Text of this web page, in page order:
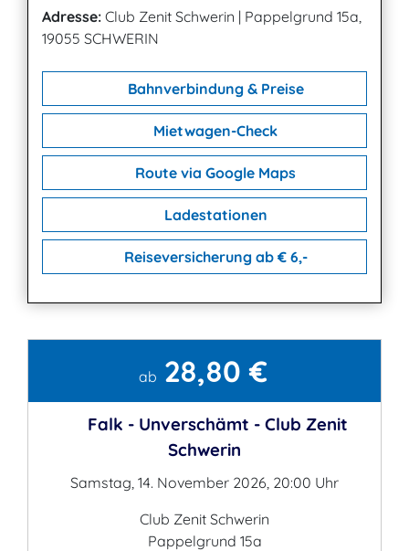
Adresse: Club Zenit Schwerin | Pappelgrund 15a,
19055 SCHWERIN
Bahnverbindung & Preise
Mietwagen-Check
Route via Google Maps
Ladestationen
Reiseversicherung ab € 6,-
Kontaktab 28,80 €
Falk - Unverschämt - Club Zenit
Schwerin
Samstag, 14. November 2026, 20:00 Uhr
Club Zenit Schwerin
Pappelgrund 15a